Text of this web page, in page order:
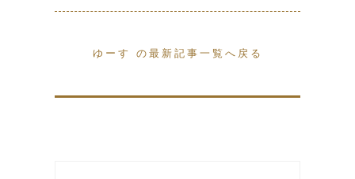
ゆーす の最新記事一覧へ戻る